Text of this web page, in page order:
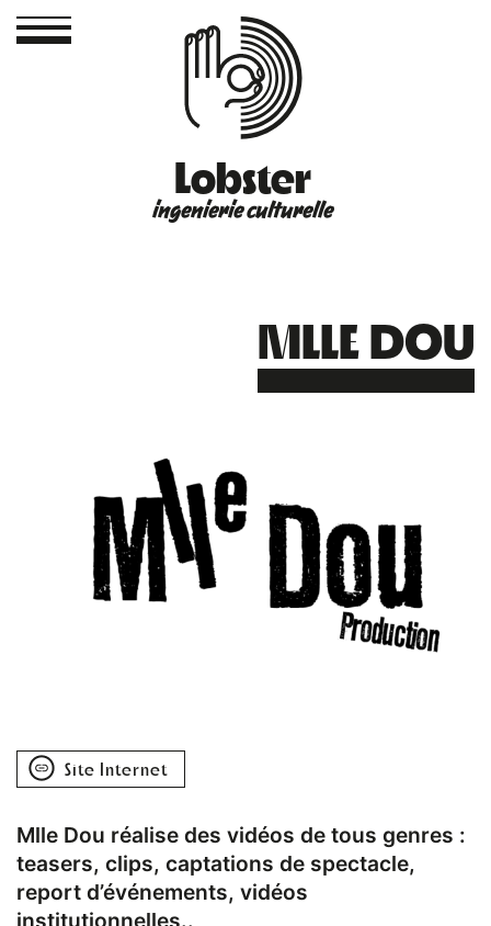
Lobster
ingenierie culturelle
MLLE DOU
Site Internet
Mlle Dou réalise des vidéos de tous genres :
teasers, clips, captations de spectacle,
report d’événements, vidéos